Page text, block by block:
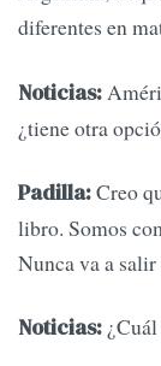
diferentes en
Noticias:
¿tiene otra
Padilla:Creo
libro. Somos
Nunca va a
Noticias: